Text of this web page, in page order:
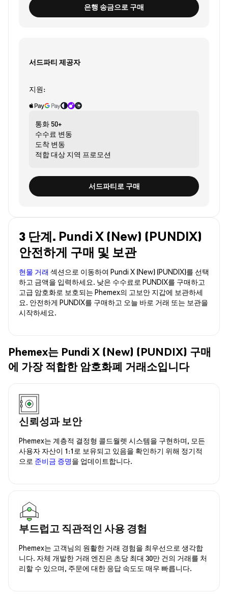
은행 송금으로 구매
서드파티 제공자
지원:
통화 50+
수수료 변동
도착 변동
적합 대상 지역 프로모션
서드파티로 구매
3 단계. Pundi X (New) (PUNDIX)
안전하게 구매 및 보관
현물 거래 섹션으로 이동하여 Pundi X (New) (PUNDIX)를 선택
하고 금액을 입력하세요. 낮은 수수료로 PUNDIX를 구매하고
고급 암호화로 보호되는 Phemex의 고보안 지갑에 보관하세
요. 안전하게 PUNDIX를 구매하고 오늘 바로 거래 또는 보관을
시작하세요.
Phemex는 Pundi X (New) (PUNDIX) 구매
에 가장 적합한 암호화폐 거래소입니다
신뢰성과 보안
Phemex는 계층적 결정형 콜드월렛 시스템을 구현하며, 모든
사용자 자산이 1:1로 보유되고 있음을 확인하기 위해 정기적
으로 준비금 증명을 업데이트합니다.
부드럽고 직관적인 사용 경험
Phemex는 고객님의 원활한 거래 경험을 최우선으로 생각합
니다. 자체 개발한 거래 엔진은 초당 최대 30만 건의 거래를 처
리할 수 있으며, 주문에 대한 응답 속도도 매우 빠릅니다.